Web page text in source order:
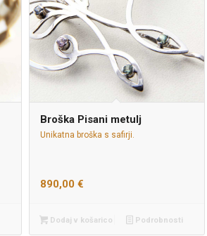
Broška Pisani metulj
Unikatna broška s safirji.
890,00€
Dodaj v košarico Podrobnosti